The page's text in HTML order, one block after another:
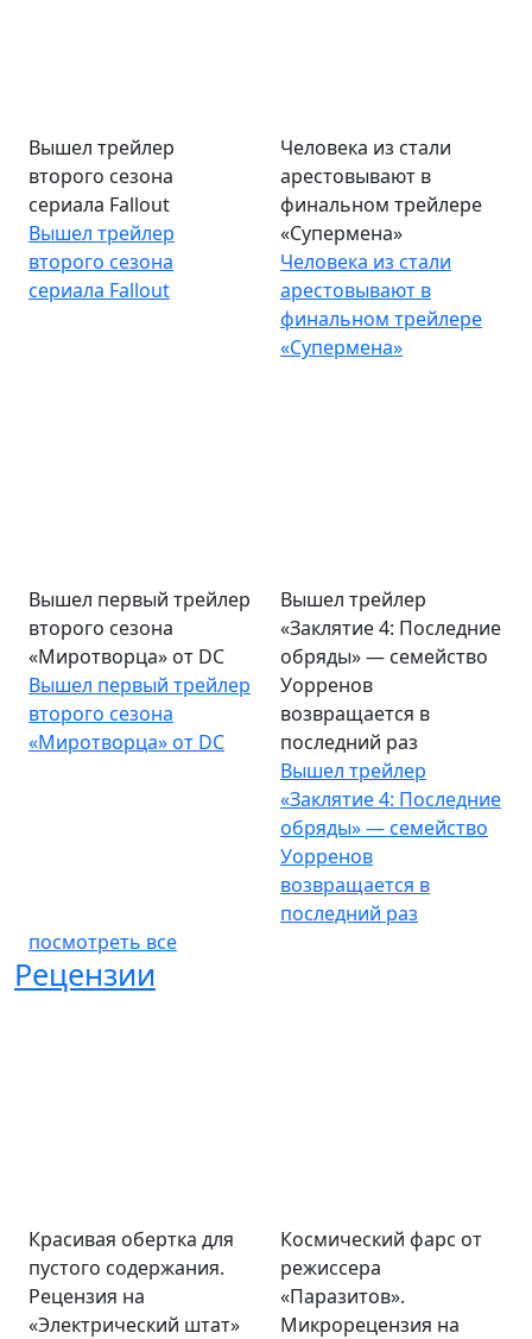
Вышел трейлер
второго сезона
сериала Fallout
Вышел трейлер
второго сезона
сериала Fallout
Человека из стали
арестовывают в
финальном трейлере
«Супермена»
Человека из стали
арестовывают в
финальном трейлере
«Супермена»
Вышел первый трейлер
второго сезона
«Миротворца» от DC
Вышел первый трейлер
второго сезона
«Миротворца» от DC
Вышел трейлер
«Заклятие 4: Последние
обряды» — семейство
Уорренов
возвращается в
последний раз
Вышел трейлер
«Заклятие 4: Последние
обряды» — семейство
Уорренов
возвращается в
последний раз
посмотреть все
Рецензии
Красивая обертка для
пустого содержания.
Рецензия на
«Электрический штат»
Космический фарс от
режиссера
«Паразитов».
Микрорецензия на